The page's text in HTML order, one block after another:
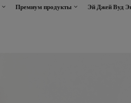
Премиум продукты Эй Джей Вуд